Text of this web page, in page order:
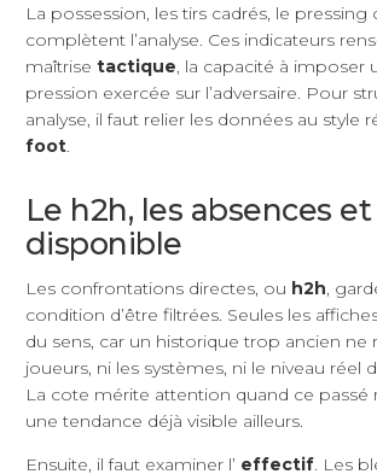
La possession, les tirs cadrés, le pressing
complètent l’analyse. Ces indicateurs
maîtrise tactique, la capacité à imposer
pression exercée sur l’adversaire. Pour
analyse, il faut relier les données au style
foot.
Le h2h, les absences
disponible
Les confrontations directes, ou h2h,
condition d’être filtrées. Seules les
du sens, car un historique trop ancien ne
joueurs, ni les systèmes, ni le niveau réel
La cote mérite attention quand ce
une tendance déjà visible ailleurs.
Ensuite, il faut examiner l’ effectif. Les